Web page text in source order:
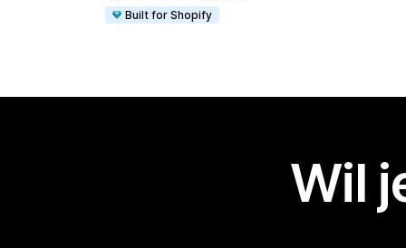
Built for Shopify
Wil